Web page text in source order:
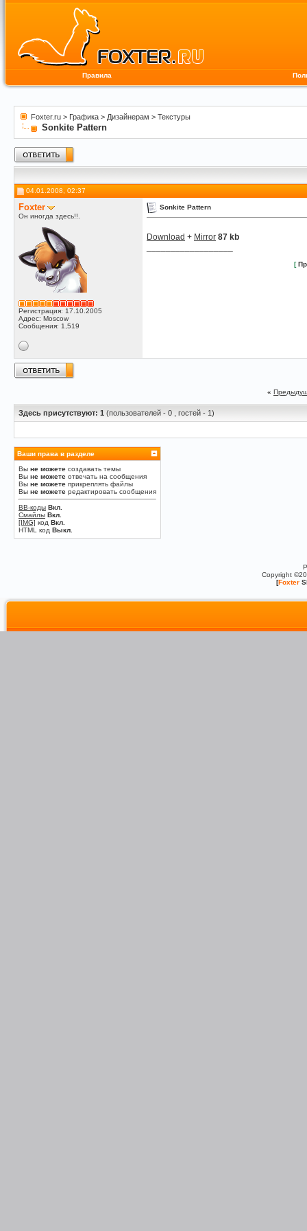
Правила
Foxter.ru > Графика > Дизайнерам > Текстуры
Sonkite Pattern
04.01.2008, 02:37
Foxter
Он иногда здесь!!.
Регистрация: 17.10.2005
Адрес: Moscow
Сообщения: 1,519
Sonkite Pattern
Download + Mirror 87 kb
[
«
Здесь присутствуют: 1 (пользователей - 0 , гостей - 1)
Ваши права в разделе
Вы не можете создавать темы
Вы не можете отвечать на сообщения
Вы не можете прикреплять файлы
Вы не можете редактировать сообщения
BB-коды Вкл.
Смайлы Вкл.
[IMG] код Вкл.
HTML код Выкл.
Copyright
[Foxter